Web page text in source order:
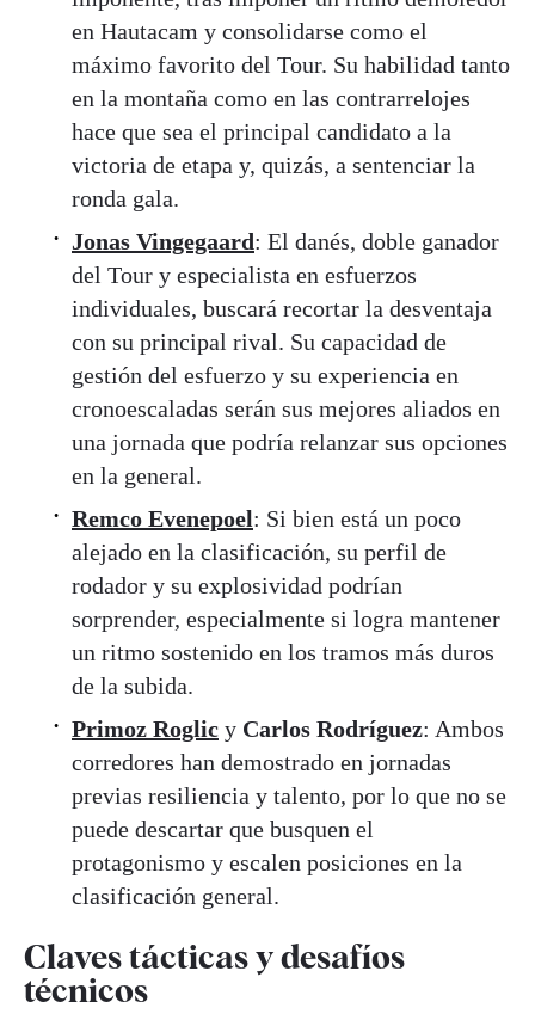
en Hautacam y consolidarse como el
máximo favorito del Tour. Su habilidad tanto
en la montaña como en las contrarrelojes
hace que sea el principal candidato a la
victoria de etapa y, quizás, a sentenciar la
ronda gala.
Jonas Vingegaard: El danés, doble ganador
del Tour y especialista en esfuerzos
individuales, buscará recortar la desventaja
con su principal rival. Su capacidad de
gestión del esfuerzo y su experiencia en
cronoescaladas serán sus mejores aliados en
una jornada que podría relanzar sus opciones
en la general.
Remco Evenepoel: Si bien está un poco
alejado en la clasificación, su perfil de
rodador y su explosividad podrían
sorprender, especialmente si logra mantener
un ritmo sostenido en los tramos más duros
de la subida.
Primoz Roglic y Carlos Rodríguez: Ambos
corredores han demostrado en jornadas
previas resiliencia y talento, por lo que no se
puede descartar que busquen el
protagonismo y escalen posiciones en la
clasificación general.
Claves tácticas y desafíos
técnicos